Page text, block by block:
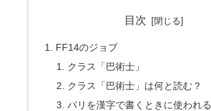
目次
FF14のジョブ
クラス「巴術士」
クラス「巴術士」は何と読む？
パリを漢字で書くときに使われる